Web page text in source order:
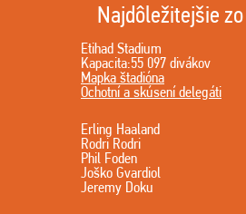
Najdôležitejšie
Etihad Stadium
Kapacita:55 097 divákov
Mapka štadióna
Ochotní a skúsení delegáti
Erling Haaland
Rodri Rodri
Phil Foden
Joško Gvardiol
Jeremy Doku